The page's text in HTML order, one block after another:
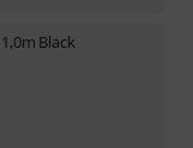
Black